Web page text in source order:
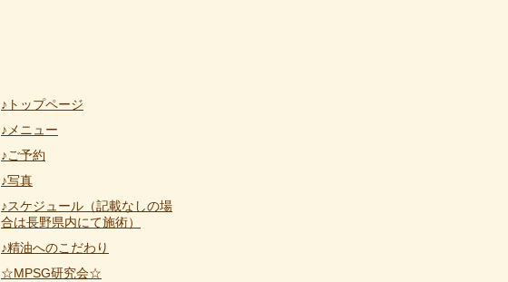
♪トップページ
♪メニュー
♪ご予約
♪写真
♪スケジュール（記載なしの場
合は長野県内にて施術）
♪精油へのこだわり
☆MPSG研究会☆